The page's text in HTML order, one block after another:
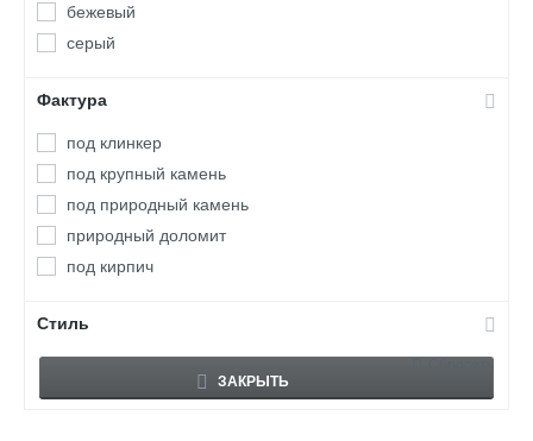
бежевый
серый
Фактура
под клинкер
под крупный камень
под природный камень
природный доломит
под кирпич
Стиль
Сбросить
ЗАКРЫТЬ